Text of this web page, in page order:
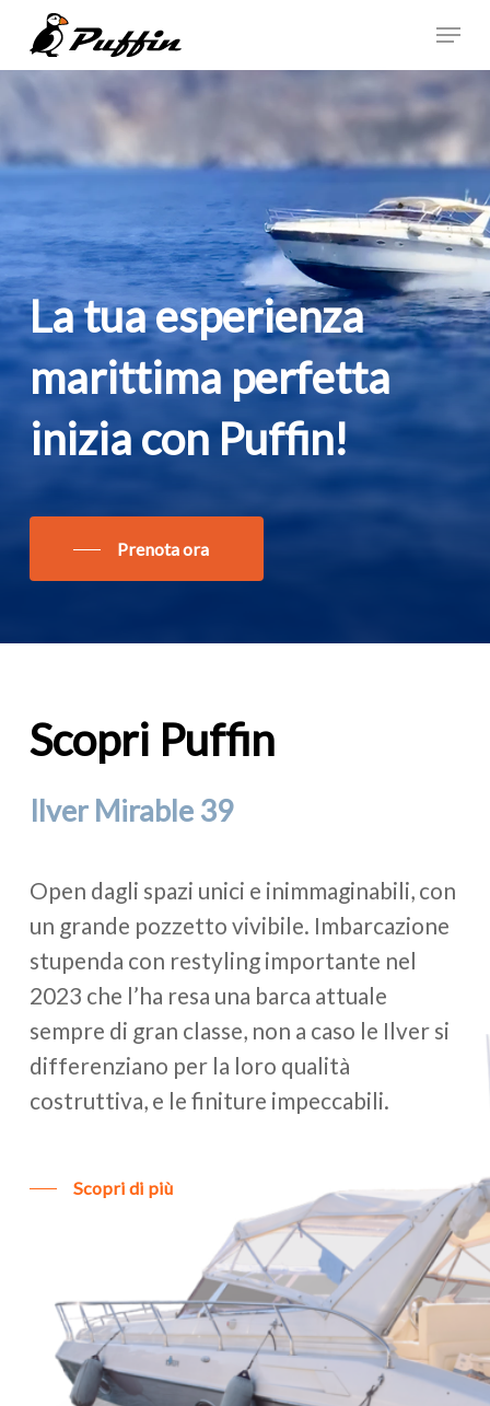
Menu
Latuaesperienza
marittima perfetta
iniziacon Puffin!
Prenota ora
Scopri Puffin
Ilver Mirable 39
Open dagli spazi unici e inimmaginabili, con
un grande pozzetto vivibile. Imbarcazione
stupenda con restyling importante nel
2023 che l’ha resa una barca attuale
sempre di gran classe, non a caso le Ilver si
differenziano per la loro qualità
costruttiva, e le finiture impeccabili.
Scopri di più